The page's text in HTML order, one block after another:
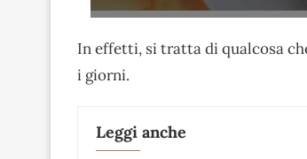
In effetti, si tratta di qualcosa
i giorni.
Leggi anche